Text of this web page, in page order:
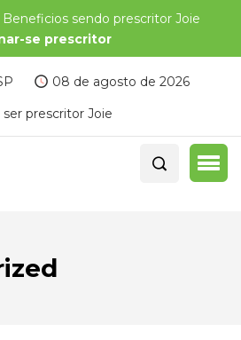
Beneficios sendo prescritor Joie
se prescritor
08 de agosto de 2026
ser prescritor Joie